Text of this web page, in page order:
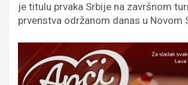
je titulu prvaka Srbije na završnom
prvenstva održanom danas u Novom